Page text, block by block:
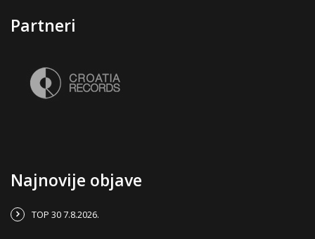
Partneri
Najnovije objave
TOP 30 7.8.2026.